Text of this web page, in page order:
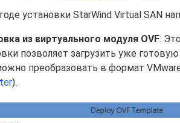
установки StarWind Virtual SAN
из виртуального модуля OVF.
позволяет загрузить уже
преобразовать в формат
).